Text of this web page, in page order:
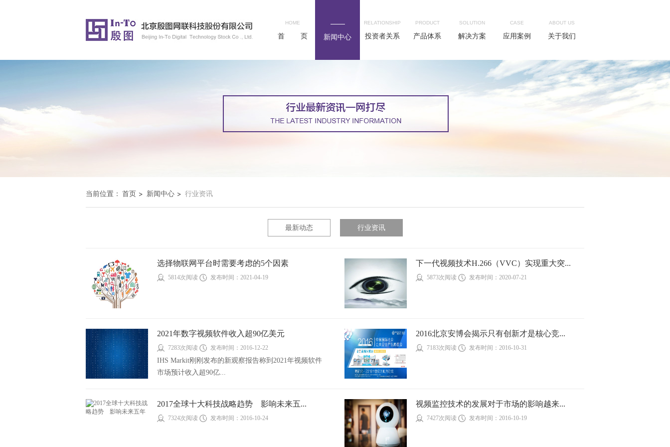
HOME
首 页 新闻中心
RELATIONSHIP
投资者关系
PRODUCT
产品体系
SOLUTION
解决方案
CASE
应用案例
ABOUT US
关于我们
当前位置： 首页 新闻中心 行业资讯
最新动态 行业资讯
选择物联网平台时需要考虑的5个因素
5814次阅读 发布时间：2021-04-19
下一代视频技术H.266（VVC）实现重大突...
5873次阅读 发布时间：2020-07-21
2021年数字视频软件收入超90亿美元
7283次阅读 发布时间：2016-12-22
IHS Markit刚刚发布的新观察报告称到2021年视频软件
市场预计收入超90亿...
2016北京安博会揭示只有创新才是核心竞...
7183次阅读 发布时间：2016-10-31
2017全球十大科技战略趋势 影响未来五...
7324次阅读 发布时间：2016-10-24
视频监控技术的发展对于市场的影响越来...
7427次阅读 发布时间：2016-10-19